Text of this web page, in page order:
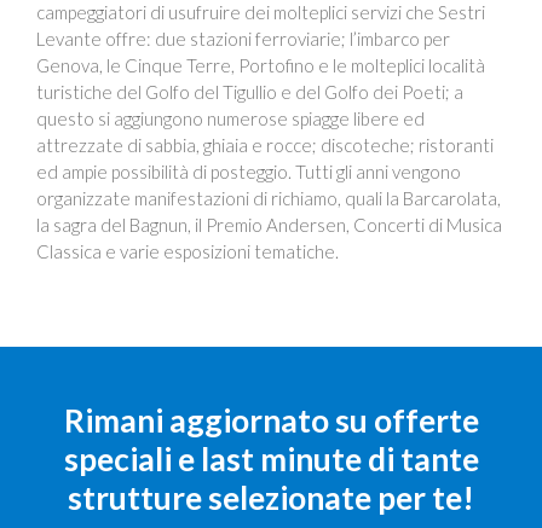
campeggiatori di usufruire dei molteplici servizi che Sestri
Levante offre: due stazioni ferroviarie; l’imbarco per
Genova, le Cinque Terre, Portofino e le molteplici località
turistiche del Golfo del Tigullio e del Golfo dei Poeti; a
questo si aggiungono numerose spiagge libere ed
attrezzate di sabbia, ghiaia e rocce; discoteche; ristoranti
ed ampie possibilità di posteggio. Tutti gli anni vengono
organizzate manifestazioni di richiamo, quali la Barcarolata,
la sagra del Bagnun, il Premio Andersen, Concerti di Musica
Classica e varie esposizioni tematiche.
Rimani aggiornato su offerte
speciali e last minute di tante
strutture selezionate per te!